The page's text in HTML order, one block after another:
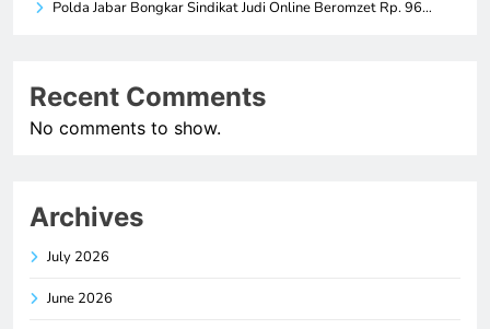
Polda Jabar Bongkar Sindikat Judi Online Beromzet Rp. 96…
Recent Comments
No comments to show.
Archives
July 2026
June 2026